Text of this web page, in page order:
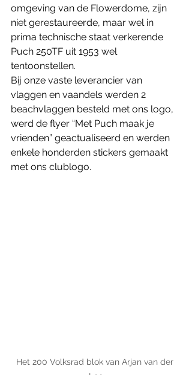
omgeving van de Flowerdome, zijn
niet gerestaureerde, maar wel in
prima technische staat verkerende
Puch 250TF uit 1953 wel
tentoonstellen.
Bij onze vaste leverancier van
vlaggen en vaandels werden 2
beachvlaggen besteld met ons logo,
werd de flyer “Met Puch maak je
vrienden” geactualiseerd en werden
enkele honderden stickers gemaakt
met ons clublogo.
Het 200 Volksrad blok van Arjan van der